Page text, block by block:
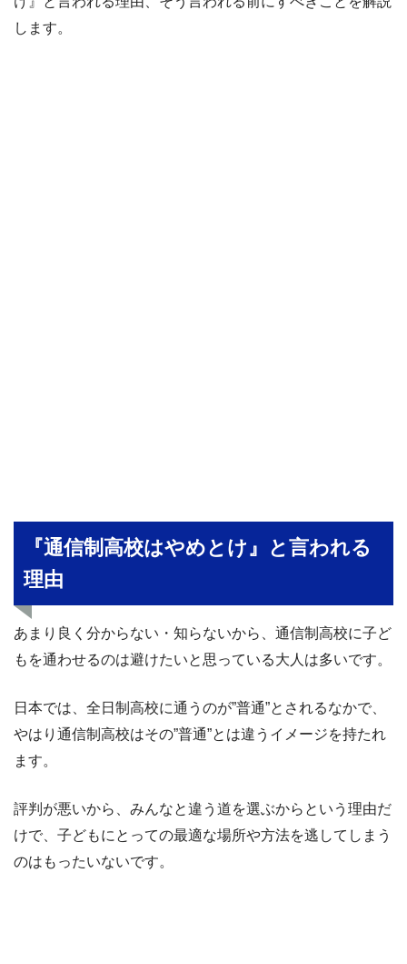
します。
『通信制高校はやめとけ』と言われる
理由
あまり良く分からない・知らないから、通信制高校に子ど
もを通わせるのは避けたいと思っている大人は多いです。
日本では、全日制高校に通うのが”普通”とされるなかで、
やはり通信制高校はその”普通”とは違うイメージを持たれ
ます。
評判が悪いから、みんなと違う道を選ぶからという理由だ
けで、子どもにとっての最適な場所や方法を逃してしまう
のはもったいないです。